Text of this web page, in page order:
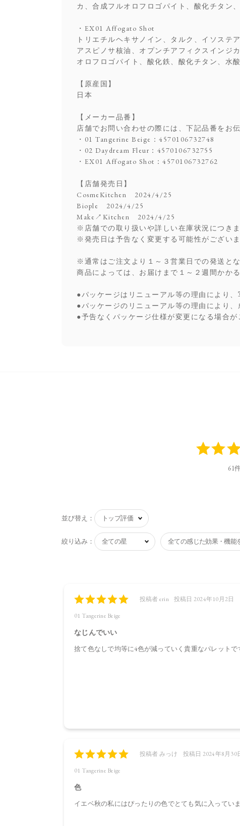
カ、合成フルオロフロゴパイト、酸化チタン
・EX01 Affogato Shot
トリエチルヘキサノイン、タルク、イソステ
アスピノサ核油、オプンチアフィクスインジ
オロフロゴパイト、酸化鉄、酸化チタン、水
【原産国】
日本
【メーカー品番】
店舗でお問い合わせの際には、下記品番をお伝
・01 Tangerine Beige：4570106732748
・02 Daydream Fleur：4570106732755
・EX01 Affogato Shot：4570106732762
【店舗発売日】
CosmeKitchen 2024/4/25
Biople 2024/4/25
Make↗Kitchen 2024/4/25
※店舗での取り扱いや詳しい在庫状況につき
※発売日は予告なく変更する可能性がござい
※通常はご注文より１～３営業日での発送とな
商品によっては、お届けまで１～２週間かか
●パッケージはリニューアル等の理由により、
●パッケージのリニューアル等の理由により
●予告なくパッケージ仕様が変更になる場合が